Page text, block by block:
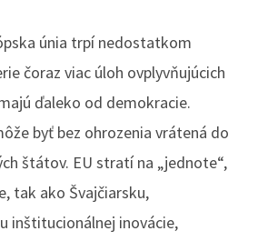
únia trpí nedostatkom
čoraz viac úloh ovplyvňujúcich
ďaleko od demokracie.
byť bez ohrozenia vrátená do
štátov. EU stratí na „jednote“,
tak ako Švajčiarsku,
inštitucionálnej inovácie,